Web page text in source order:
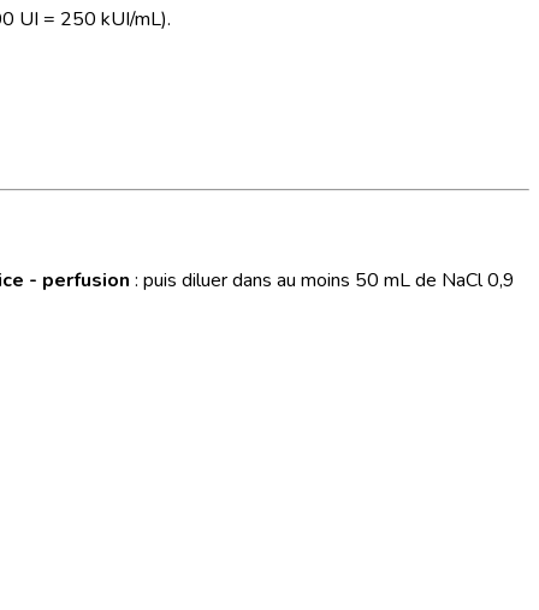
UI = 250 kUI/mL).
- perfusion : puis diluer dans au moins 50 mL de NaCl 0,9